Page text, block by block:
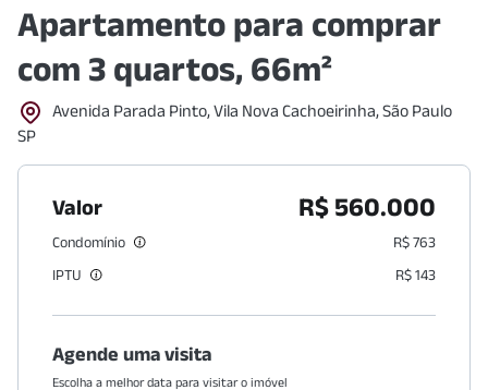
Apartamento para comprar
com 3 quartos, 66m²
Avenida Parada Pinto, Vila Nova Cachoeirinha, São Paulo
SP
Valor R$ 560.000
Condomínio
R$ 763
IPTU
R$ 143
Agende uma visita
Escolha a melhor data para visitar o imóvel